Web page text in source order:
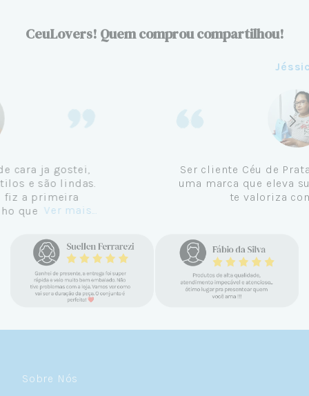
CeuLovers! Quem comprou compartilhou!
Me tornei cliente da Céu de Prata em
Setembro de 2024 e não me vejo
comprando em outro lugar. Eu sempre amei
pratas e nunca encontrava uma loja
encontrar a Céu. Atendimento
personalizado, verdadeiras jóias prata 925,
mimos e brindes incríveis. Virei cliente fiel
e amo demais as pratas que são lindas, tem
um brilho incrível e preço super justo. Fora
Sobre Nós